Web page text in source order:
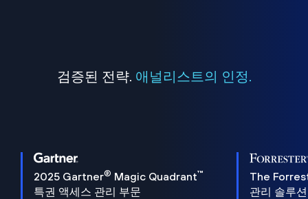
검증된 전략. 애널리스트의 인정.
2025 Gartner® Magic Quadrant™
특권 액세스 관리 부문
The
관리 솔루